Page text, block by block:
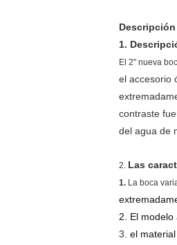
1.
El 2" nueva
el accesorio
contraste
del agua de
2. Las
1. La boca
2. El
3. el